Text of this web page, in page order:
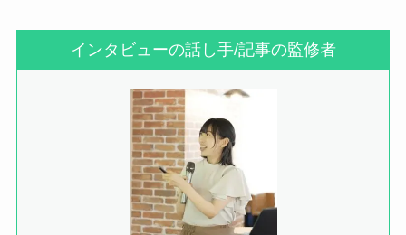
インタビューの話し手/記事の監修者